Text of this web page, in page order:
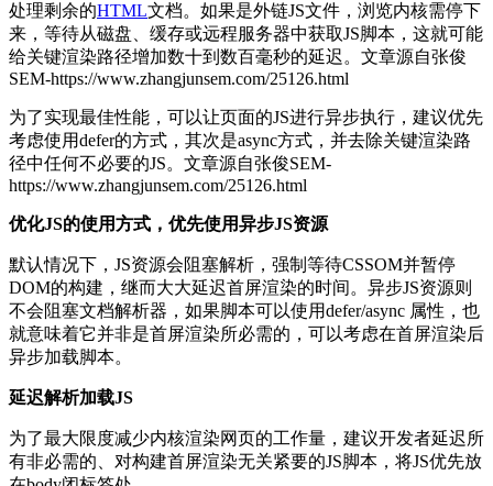
处理剩余的HTML文档。如果是外链JS文件，浏览内核需停下
来，等待从磁盘、缓存或远程服务器中获取JS脚本，这就可能
给关键渲染路径增加数十到数百毫秒的延迟。 文章源自张俊
SEM-https://www.zhangjunsem.com/25126.html
为了实现最佳性能，可以让页面的JS进行异步执行，建议优先
考虑使用defer的方式，其次是async方式，并去除关键渲染路
径中任何不必要的JS。 文章源自张俊SEM-
https://www.zhangjunsem.com/25126.html
优化JS的使用方式，优先使用异步JS资源
默认情况下，JS资源会阻塞解析，强制等待CSSOM并暂停
DOM的构建，继而大大延迟首屏渲染的时间。异步JS资源则
不会阻塞文档解析器，如果脚本可以使用defer/async 属性，也
就意味着它并非是首屏渲染所必需的，可以考虑在首屏渲染后
异步加载脚本。
延迟解析加载JS
为了最大限度减少内核渲染网页的工作量，建议开发者延迟所
有非必需的、对构建首屏渲染无关紧要的JS脚本，将JS优先放